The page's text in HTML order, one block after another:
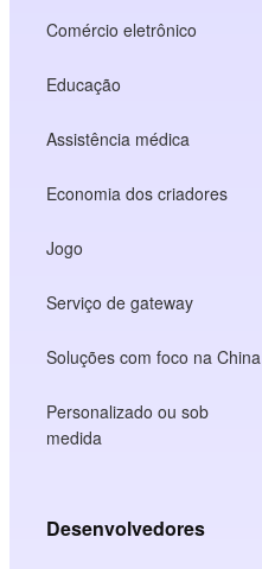
Comércio eletrônico
Educação
Assistência médica
Economia dos criadores
Jogo
Serviço de gateway
Soluções com foco na China
Personalizado ou sob
medida
Desenvolvedores